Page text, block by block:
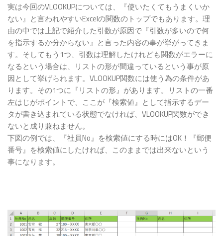
実は今回のVLOOKUPについては、『使いたくてもうまくいか
ない』と言われやすいExcelの関数のトップでもあります。理
由の中では上記で紹介した引数が原因で『引数が多いので何
を指示するか分からない』と言った内容の事が挙がってきま
す。そしてもう1つ、引数は理解したけれども関数がエラーに
なるという場合は、リストの形が間違っているという事が原
因として挙げられます。VLOOKUP関数には使う為の条件があ
ります。その1つに『リストの形』があります。リストの一番
左はじがポイントで、ここが『検索値』として指示するデー
タが書き込まれている状態でなければ、VLOOKUP関数ができ
ないと成り兼ねません。
下図の例では、『社員No』を検索値にする時にはOK！『郵便
番号』を検索値にしたければ、このままでは出来ないという
事になります。